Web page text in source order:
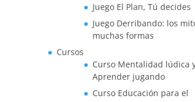
Juego El Plan, Tú decides
Juego Derribando: los
muchas formas
Cursos
Curso Mentalidad lúdica
Aprender jugando
Curso Educación para el